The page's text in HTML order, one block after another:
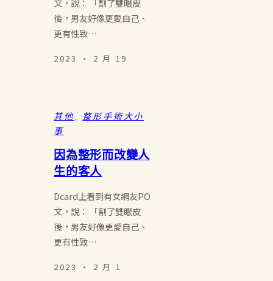
後，男友好像更愛自己、
更有性致…
2023 · 2 月 19
其他
整形手術大小
事
因為整形而改變人
生的客人
Dcard上看到有女網友PO
文，說： 「割了雙眼皮
後，男友好像更愛自己、
更有性致…
2023 · 2 月 1